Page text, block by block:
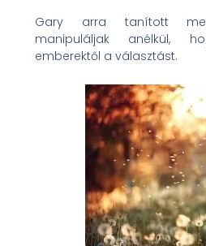
Gary arra tanított
manipuláljak anélkül,
emberektől a választást.